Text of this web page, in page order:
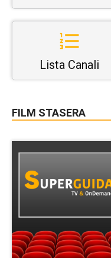
Lista Canali
FILM STASERA